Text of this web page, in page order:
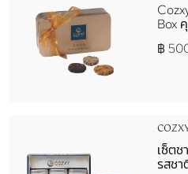
Box
฿
เซ็ตช
รสชา